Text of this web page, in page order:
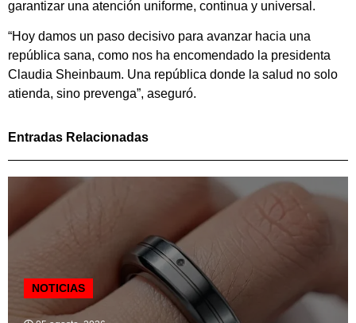
garantizar una atención uniforme, continua y universal.
“Hoy damos un paso decisivo para avanzar hacia una
república sana, como nos ha encomendado la presidenta
Claudia Sheinbaum. Una república donde la salud no solo
atienda, sino prevenga”, aseguró.
Entradas Relacionadas
NOTICIAS